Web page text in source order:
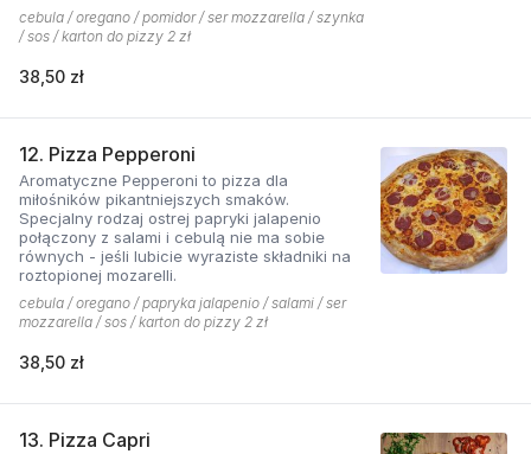
cebula / oregano / pomidor / ser mozzarella / szynka
/ sos / karton do pizzy 2 zł
38,50 zł
12. Pizza Pepperoni
Aromatyczne Pepperoni to pizza dla
miłośników pikantniejszych smaków.
Specjalny rodzaj ostrej papryki jalapenio
połączony z salami i cebulą nie ma sobie
równych - jeśli lubicie wyraziste składniki na
roztopionej mozarelli.
cebula / oregano / papryka jalapenio / salami / ser
mozzarella / sos / karton do pizzy 2 zł
38,50 zł
13. Pizza Capri